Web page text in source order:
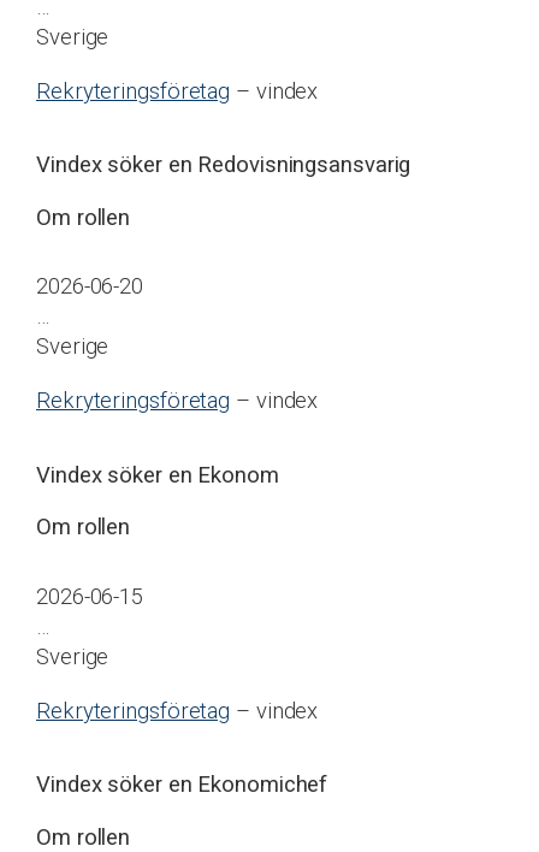
…
Sverige
Rekryteringsföretag – vindex
Vindex söker en Redovisningsansvarig
Om rollen
2026-06-20
…
Sverige
Rekryteringsföretag – vindex
Vindex söker en Ekonom
Om rollen
2026-06-15
…
Sverige
Rekryteringsföretag – vindex
Vindex söker en Ekonomichef
Om rollen